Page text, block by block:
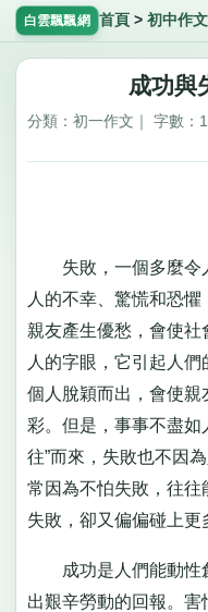
白雲飄飄網 首頁 > 初中作文
成功與
分類：初一作文｜ 字數：
失敗，一個多麼令
人的不幸、驚慌和恐
親友產生優愁，會使社
人的字眼，它引起人
個人脫穎而出，會使
彩。但是，事事不盡如
往”而來，失敗也不因
常因為不怕失敗，往往
失敗，卻又偏偏碰上更
成功是人們能動性
出艱辛勞動的回報。害